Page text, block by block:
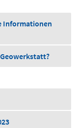
Informationen